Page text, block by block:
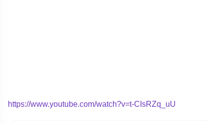
https://www.youtube.com/watch?v=t-CIsRZq_uU